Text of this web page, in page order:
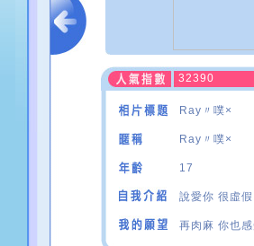
32390
Ray〃噗×
Ray〃噗×
17
說愛你 很虛假
再肉麻 你也感